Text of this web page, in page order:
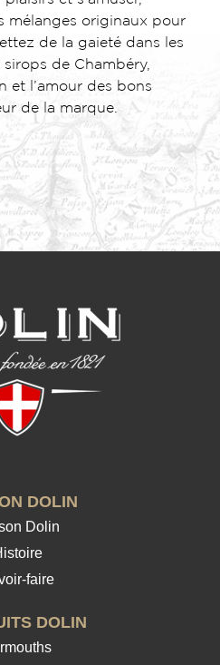
mélanges originaux pour
de la gaieté dans les
de Chambéry,
et l’amour des bons
de la marque.
DOLIN
Dolin
faire
DOLIN